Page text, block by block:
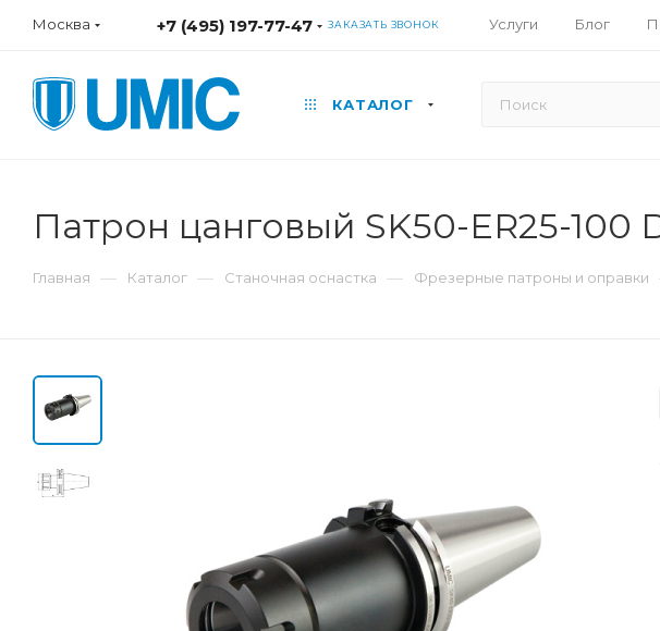
Москва +7 (495) 197-77-47 ЗАКАЗАТЬ ЗВОНОК Услуги Блог
КАТАЛОГ
Патрон цанговый SK50-ER25-100
Главная — Каталог — Станочная оснастка — Фрезерные патроны и оправки